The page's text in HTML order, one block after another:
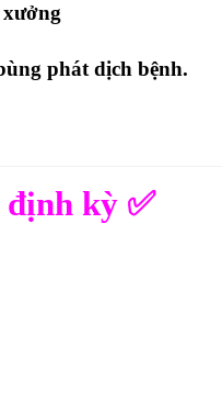
phát dịch bệnh.
kỳ ✅